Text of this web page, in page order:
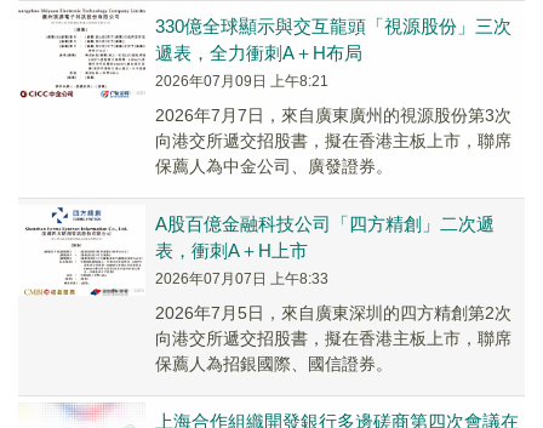
330億全球顯示與交互龍頭「視源股份」三次
遞表，全力衝刺A＋H布局
2026年07月09日 上午8:21
2026年7月7日，來自廣東廣州的視源股份第3次
向港交所遞交招股書，擬在香港主板上市，聯席
保薦人為中金公司、廣發證券。
A股百億金融科技公司「四方精創」二次遞
表，衝刺A＋H上市
2026年07月07日 上午8:33
2026年7月5日，來自廣東深圳的四方精創第2次
向港交所遞交招股書，擬在香港主板上市，聯席
保薦人為招銀國際、國信證券。
上海合作組織開發銀行多邊磋商第四次會議在